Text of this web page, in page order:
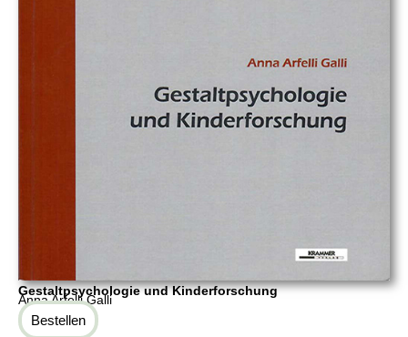
Gestaltpsychologie und Kinderforschung
Anna Arfelli Galli
Bestellen